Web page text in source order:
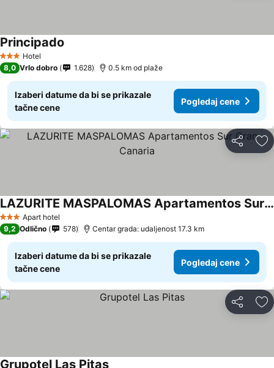
3 Zvezdice
Hotel
Principado
8,0 Vrlo dobro 1.628 0.5 km od plaže
Izaberi datume da bi se prikazale
tačne cene
Pogledaj cene
Deli
3 ZvezdiceApart hotel
LAZURITE MASPALOMAS Apartamentos Sur Gran Canaria
9,2 Odlično 578 Centar grada: udaljenost 17.3 km
Izaberi datume da bi se prikazale
tačne cene
Pogledaj cene
Deli
Grupotel Las Pitas